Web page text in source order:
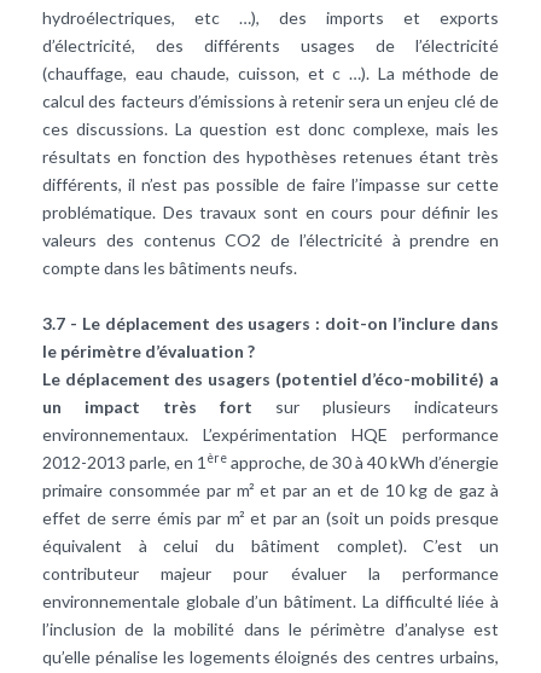
hydroélectriques, etc …), des imports et exports
d’électricité, des différents usages de l’électricité
(chauffage, eau chaude, cuisson, et c …). La méthode de
calcul des facteurs d’émissions à retenir sera un enjeu clé de
ces discussions. La question est donc complexe, mais les
résultats en fonction des hypothèses retenues étant très
différents, il n’est pas possible de faire l’impasse sur cette
problématique. Des travaux sont en cours pour définir les
valeurs des contenus CO2 de l’électricité à prendre en
compte dans les bâtiments neufs.
3.7 - Le déplacement des usagers : doit-on l’inclure dans
le périmètre d’évaluation ?
Le déplacement des usagers (potentiel d’éco-mobilité) a
un impact très fort sur plusieurs indicateurs
environnementaux. L’expérimentation HQE performance
2012-2013 parle, en 1 ère approche, de 30 à 40 kWh d’énergie
primaire consommée par m² et par an et de 10 kg de gaz à
effet de serre émis par m² et par an (soit un poids presque
équivalent à celui du bâtiment complet). C’est un
contributeur majeur pour évaluer la performance
environnementale globale d’un bâtiment. La difficulté liée à
l’inclusion de la mobilité dans le périmètre d’analyse est
qu’elle pénalise les logements éloignés des centres urbains,